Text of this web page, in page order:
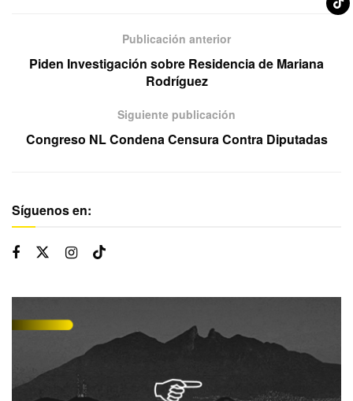
Publicación anterior
Piden Investigación sobre Residencia de Mariana
Rodríguez
Siguiente publicación
Congreso NL Condena Censura Contra Diputadas
Síguenos en: